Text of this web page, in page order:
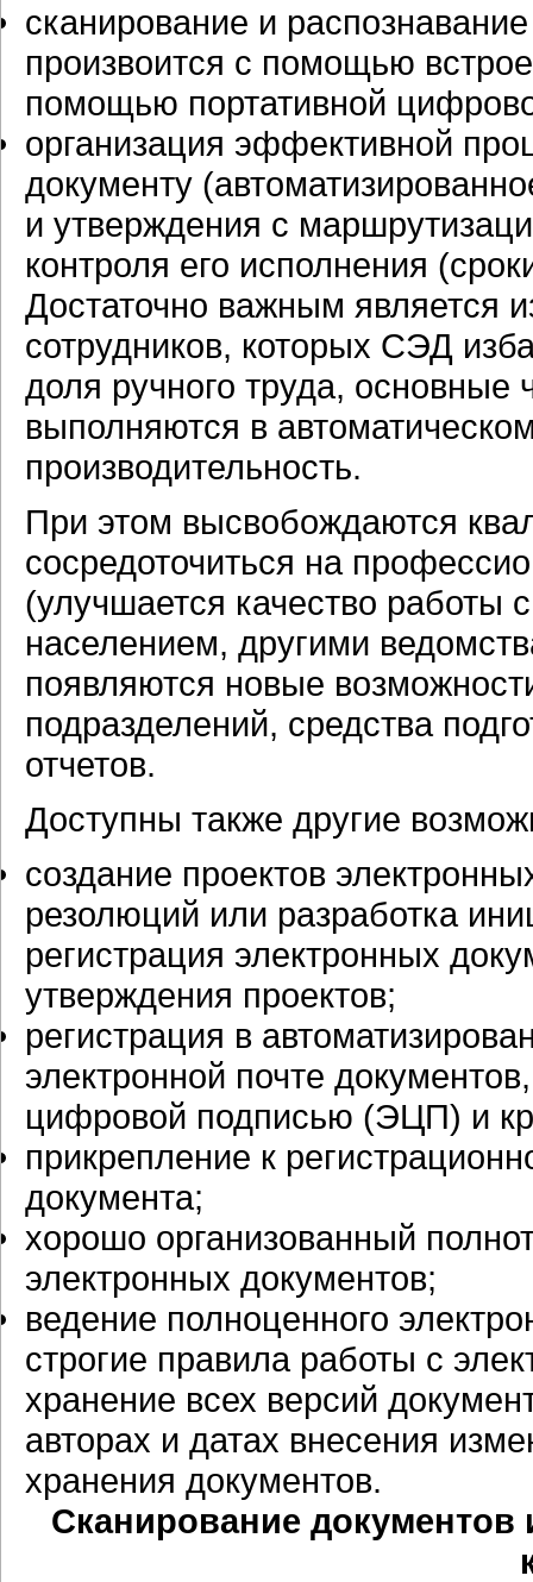
сканирование и
произвоится с помощью
помощью портативной
организация эффективной
документу
и утверждения с
контроля его исполнения
Достаточно важным является
сотрудников, которых СЭД
доля ручного труда,
выполняются в
производительность.
При этом высвобождаются
сосредоточиться на
(улучшается качество работы
населением, другими
появляются новые
подразделений, средства
отчетов.
Доступны также другие
создание проектов
резолюций или разработка
регистрация электронных
утверждения проектов;
регистрация в
электронной почте
цифровой подписью (ЭЦП) и
прикрепление к
документа;
хорошо организованный
электронных документов;
ведение полноценного
строгие правила работы с
хранение всех версий
авторах и датах внесения
хранения документов.
Сканирование документов